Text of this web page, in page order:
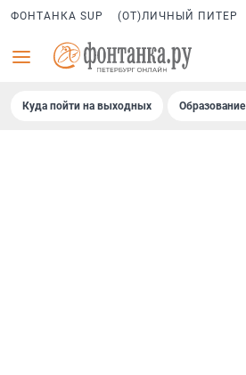
ФОНТАНКА SUP (ОТ)ЛИЧНЫЙ ПИТЕР
Куда пойти на выходных